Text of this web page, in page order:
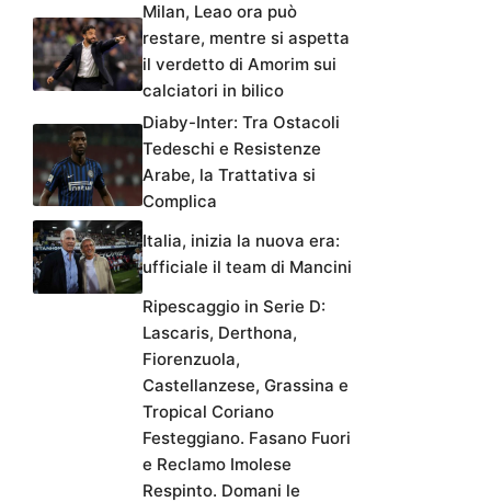
Milan, Leao ora può
restare, mentre si aspetta
il verdetto di Amorim sui
calciatori in bilico
Diaby-Inter: Tra Ostacoli
Tedeschi e Resistenze
Arabe, la Trattativa si
Complica
Italia, inizia la nuova era:
ufficiale il team di Mancini
Ripescaggio in Serie D:
Lascaris, Derthona,
Fiorenzuola,
Castellanzese, Grassina e
Tropical Coriano
Festeggiano. Fasano Fuori
e Reclamo Imolese
Respinto. Domani le